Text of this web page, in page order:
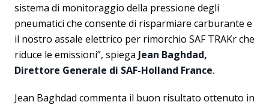
sistema di monitoraggio della pressione degli
pneumatici che consente di risparmiare carburante e
il nostro assale elettrico per rimorchio SAF TRAKr che
riduce le emissioni”, spiega Jean Baghdad,
Direttore Generale di SAF-Holland France.
Jean Baghdad commenta il buon risultato ottenuto in